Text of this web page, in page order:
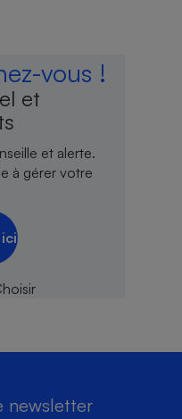
vous !
et
et alerte.
à gérer votre
newsletter